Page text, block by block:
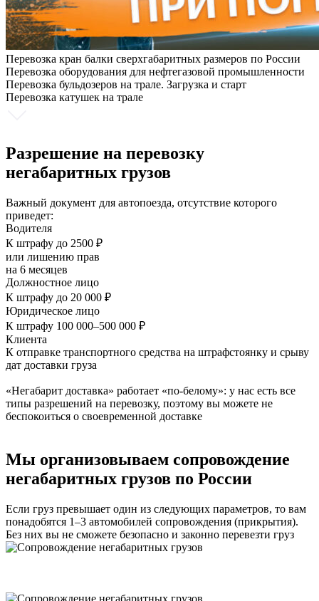
Перевозка кран балки сверхгабаритных размеров по России
Перевозка оборудования для нефтегазовой промышленности
Перевозка бульдозеров на трале. Загрузка и старт
Перевозка катушек на трале
Разрешение на перевозку
негабаритных грузов
Важный документ для автопоезда, отсутствие которого
приведет:
Водителя
К штрафу до 2500 ₽
или лишению прав
на 6 месяцев
Должностное лицо
К штрафу до 20 000 ₽
Юридическое лицо
К штрафу 100 000–500 000 ₽
Клиента
К отправке транспортного средства на штрафстоянку и срыву
дат доставки груза
«Негабарит доставка» работает «по-белому»: у нас есть все
типы разрешений на перевозку, поэтому вы можете не
беспокоиться о своевременной доставке
Мы организовываем сопровождение
негабаритных грузов по России
Если груз превышает один из следующих параметров, то вам
понадобятся 1–3 автомобилей сопровождения (прикрытия).
Без них вы не сможете безопасно и законно перевезти груз